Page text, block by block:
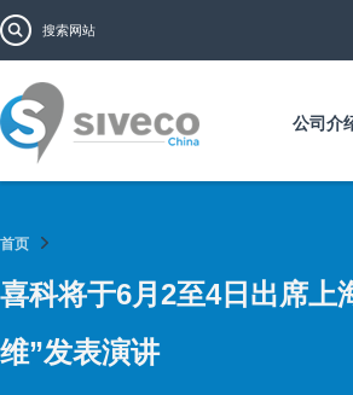
搜索表单
公司介
首页
喜科将于6月2至4日出席上
维”发表演讲